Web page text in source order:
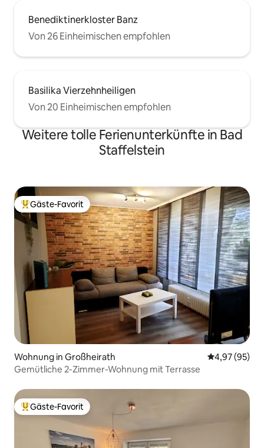
Benediktinerkloster Banz
Von 26 Einheimischen empfohlen
Basilika Vierzehnheiligen
Von 20 Einheimischen empfohlen
Weitere tolle Ferienunterkünfte in Bad
Staffelstein
Beliebter Gäste-Favorit.
Gäste-Favorit
Wohnung in Großheirath
4,97 (95)
Gemütliche 2-Zimmer-Wohnung mit Terrasse
Beliebter Gäste-Favorit.
Gäste-Favorit